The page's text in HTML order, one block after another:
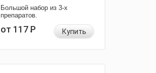
Большой набор из 3-х
препаратов.
от 117Р Купить